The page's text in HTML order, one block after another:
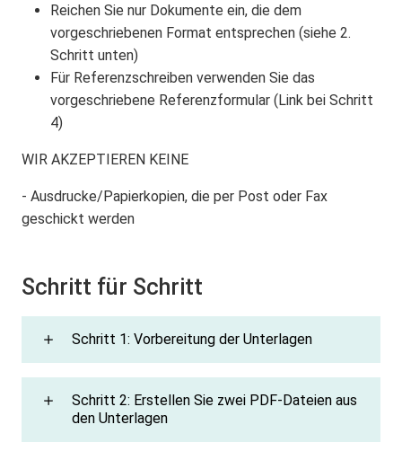
Reichen Sie nur Dokumente ein, die dem
vorgeschriebenen Format entsprechen (siehe 2.
Schritt unten)
Für Referenzschreiben verwenden Sie das
vorgeschriebene Referenzformular (Link bei Schritt
4)
WIR AKZEPTIEREN KEINE
- Ausdrucke/Papierkopien, die per Post oder Fax
geschickt werden
Schritt für Schritt
Schritt 1: Vorbereitung der Unterlagen
Schritt 2: Erstellen Sie zwei PDF-Dateien aus
den Unterlagen